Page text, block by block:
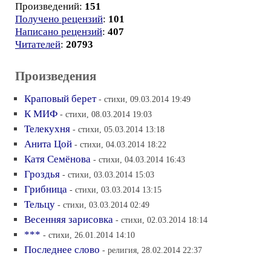
Произведений: 151
Получено рецензий: 101
Написано рецензий: 407
Читателей: 20793
Произведения
Краповый берет - стихи, 09.03.2014 19:49
К МИФ - стихи, 08.03.2014 19:03
Телекухня - стихи, 05.03.2014 13:18
Анита Цой - стихи, 04.03.2014 18:22
Катя Семёнова - стихи, 04.03.2014 16:43
Гроздья - стихи, 03.03.2014 15:03
Грибница - стихи, 03.03.2014 13:15
Тельцу - стихи, 03.03.2014 02:49
Весенняя зарисовка - стихи, 02.03.2014 18:14
*** - стихи, 26.01.2014 14:10
Последнее слово - религия, 28.02.2014 22:37